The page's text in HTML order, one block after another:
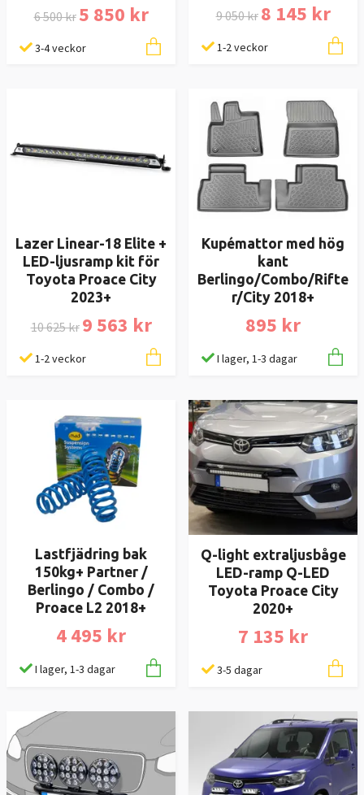
6 500 kr 5 850 kr
3-4 veckor
9 050 kr 8 145 kr
1-2 veckor
Lazer Linear-18 Elite +
LED-ljusramp kit för
Toyota Proace City
2023+
10 625 kr 9 563 kr
1-2 veckor
Kupémattor med hög
kant
Berlingo/Combo/Rifte
r/City 2018+
895 kr
I lager, 1-3 dagar
Lastfjädring bak
150kg+ Partner /
Berlingo / Combo /
Proace L2 2018+
4 495 kr
I lager, 1-3 dagar
Q-light extraljusbåge
LED-ramp Q-LED
Toyota Proace City
2020+
7 135 kr
3-5 dagar